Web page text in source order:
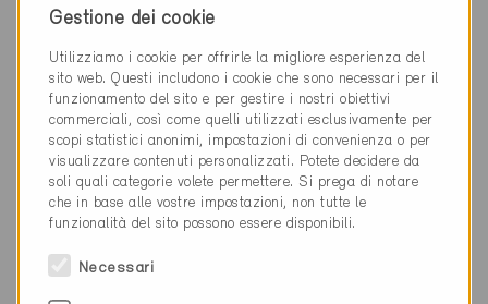
Definitivo
Minusio 6648
Gestione dei cookie
Utilizziamo i cookie per offrirle la migliore esperienza del
sito web. Questi includono i cookie che sono necessari per il
funzionamento del sito e per gestire i nostri obiettivi
commerciali, così come quelli utilizzati esclusivamente per
scopi statistici anonimi, impostazioni di convenienza o per
visualizzare contenuti personalizzati. Potete decidere da
soli quali categorie volete permettere. Si prega di notare
che in base alle vostre impostazioni, non tutte le
funzionalità del sito possono essere disponibili.
Necessari